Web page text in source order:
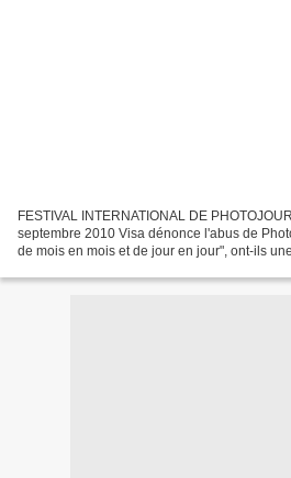
FESTIVAL INTERNATIONAL DE
septembre 2010 Visa dénonce l'abus de
de mois en mois et de jour en jour", ont-ils